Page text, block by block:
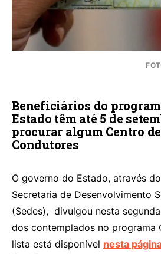
Beneficiários do
Estado têm até 5 de
procurar algum Centro
Condutores
O governo do Estado, através
Secretaria de Desenvolvimento
(Sedes), divulgou nesta
dos contemplados no programa
lista está disponível nesta